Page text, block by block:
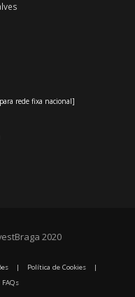
rede fixa nacional]
2020
| Política de Cookies
|
FAQs